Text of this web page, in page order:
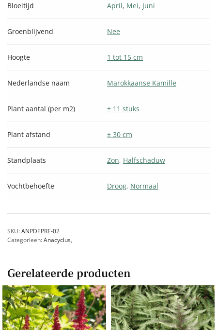
Bloeitijd April, Mei, Juni
Groenblijvend Nee
Hoogte 1 tot 15 cm
Nederlandse naam Marokkaanse Kamille
Plant aantal (per m2) ± 11 stuks
Plant afstand ± 30 cm
Standplaats Zon, Halfschaduw
Vochtbehoefte Droog, Normaal
SKU:ANPDEPRE-02
Categorieën:Anacyclus,
Gerelateerde producten